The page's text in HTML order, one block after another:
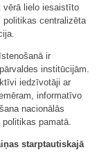
vērā lielo iesaistīto
centralizēta
ir
institūcijām.
iedzīvotāji ar
informatīvo
nacionālās
pamatā.
starptautiskajā